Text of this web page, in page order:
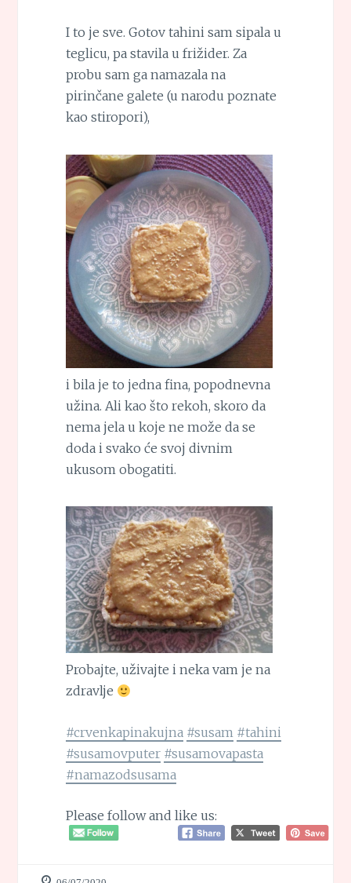
I to je sve. Gotov tahini sam sipala u
teglicu, pa stavila u frižider. Za
probu sam ga namazala na
pirinčane galete (u narodu poznate
kao stiropori),
i bila je to jedna fina, popodnevna
užina. Ali kao što rekoh, skoro da
nema jela u koje ne može da se
doda i svako će svoj divnim
ukusom obogatiti.
Probajte, uživajte i neka vam je na
zdravlje
#crvenkapinakujna #susam #tahini
#susamovputer #susamovapasta
#namazodsusama
Please follow and like us: